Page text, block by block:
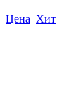
Цена Хит